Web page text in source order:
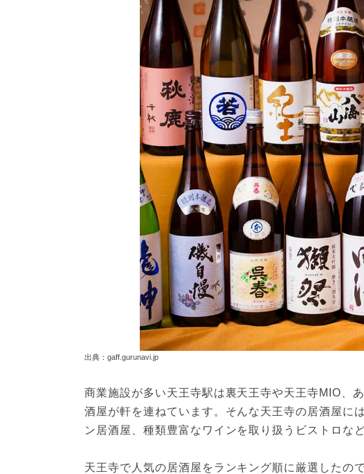
出典：gaff.gurunavi.jp
商業施設が多い天王寺駅は裏天王寺や天王寺MIO、
酒屋が軒を連ねています。そんな天王寺の居酒屋に
ン居酒屋、種類豊富なワインを取り扱うビストロな
天王寺で人気の居酒屋をランキング順に厳選したの